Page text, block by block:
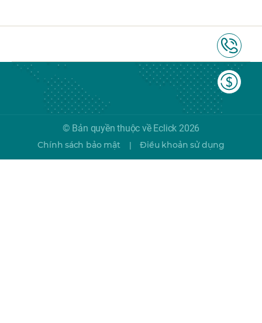
© Bản quyền thuộc về Eclick 2026
Chính sách bảo mật | Điều khoản sử dụng